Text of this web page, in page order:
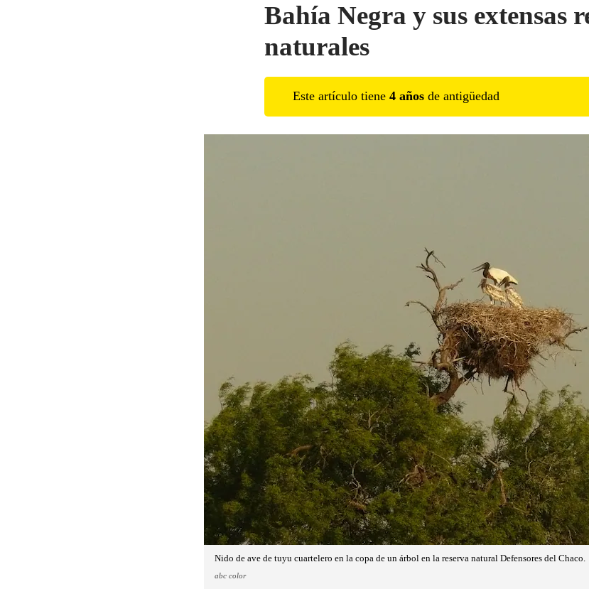
Bahía Negra y sus extensas
naturales
Este artículo tiene 4 años de antigüedad
Nido de ave de tuyu cuartelero en la copa de un árbol en la reserva natural Defensores del Chaco.
abc color